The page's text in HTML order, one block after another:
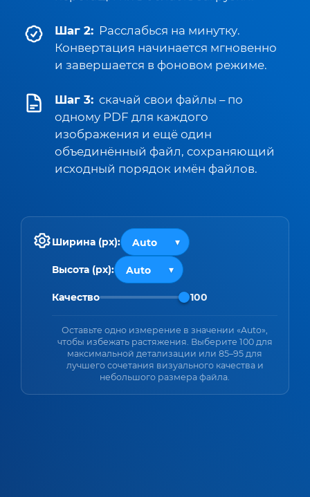
Шаг 2: Расслабься на минутку.
Конвертация начинается мгновенно
и завершается в фоновом режиме.
Шаг 3: скачай свои файлы – по
одному PDF для каждого
изображения и ещё один
объединённый файл, сохраняющий
исходный порядок имён файлов.
Ширина (px):
Высота (px):
Качество 100
Оставьте одно измерение в значении «Auto»,
чтобы избежать растяжения. Выберите 100 для
максимальной детализации или 85–95 для
лучшего сочетания визуального качества и
небольшого размера файла.